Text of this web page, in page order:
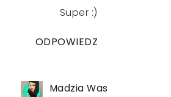
Super :)
ODPOWIEDZ
Madzia Was